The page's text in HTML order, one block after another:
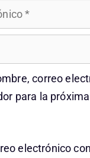
correo
para la
electrónico